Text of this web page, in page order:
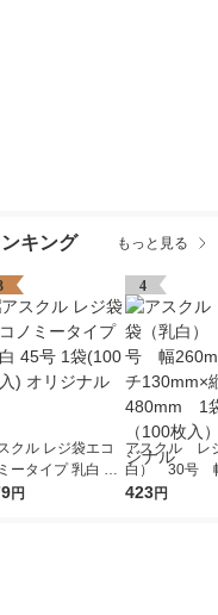
キング もっと見る
クル レジ袋エコ
ータイプ 乳白 45
袋(100枚入) オリ
円
4
アスクル レ
白） 30号
m×マチ
423円